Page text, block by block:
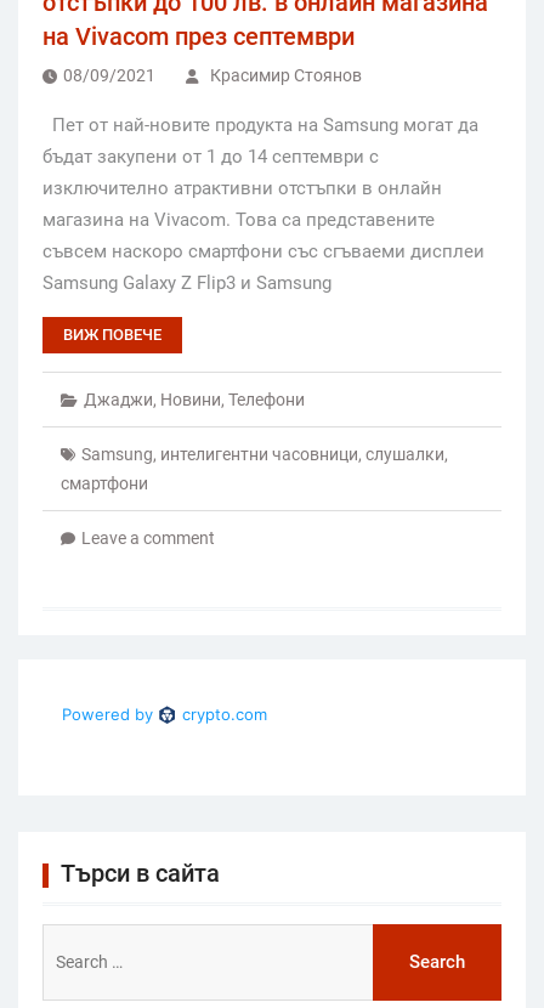
на Vivacom през септември
08/09/2021 Красимир Стоянов
Пет от най-новите продукта на Samsung могат да
бъдат закупени от 1 до 14 септември с
изключително атрактивни отстъпки в онлайн
магазина на Vivacom. Това са представените
съвсем наскоро смартфони със сгъваеми дисплеи
Samsung Galaxy Z Flip3 и Samsung
ВИЖ ПОВЕЧЕ
Джаджи, Новини, Телефони
Samsung, интелигентни часовници, слушалки,
смартфони
Leave a comment
Търси в сайта
for: